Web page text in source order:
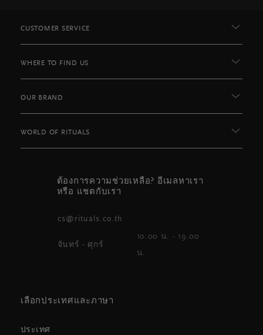
CUSTOMER SERVICE
WHERE TO FIND US
OUR BRAND
WORLD OF RITUALS
ต้องการความช่วยเหลือ? อีเมลหาเรา
หรือ แชตกับเรา
cs@rituals.co.th
จันทร์ - ศุกร์
10.00 น. - 19.00
น.
เลือกประเทศและภาษา
ประเทศ